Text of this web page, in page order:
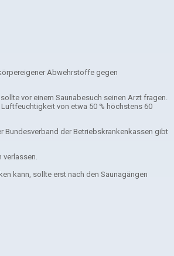
Abwehrstoffe gegen
vor einem Saunabesuch seinen Arzt fragen.
von etwa 50 % höchstens 60
Bundesverband der Betriebskrankenkassen gibt
kann, sollte erst nach den Saunagängen